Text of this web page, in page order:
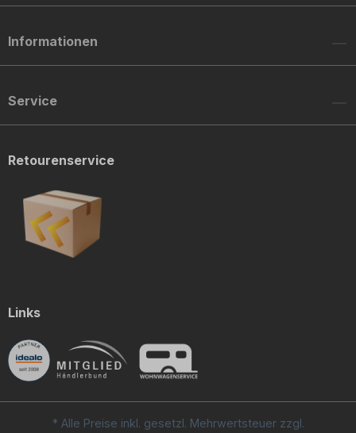
Informationen
Service
Retourenservice
Links
* Alle Preise inkl. gesetzl. Mehrwertsteuer zzgl.